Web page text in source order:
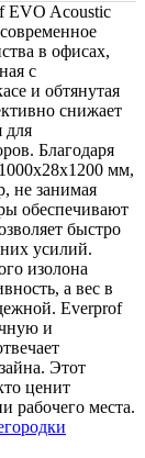
EVO Acoustic
в офисах,
с
и обтянутая
снижает
для
Благодаря
мм,
не занимая
обеспечивают
быстро
усилий.
изолона
а вес в
Everprof
и
Этот
ценит
рабочего места.